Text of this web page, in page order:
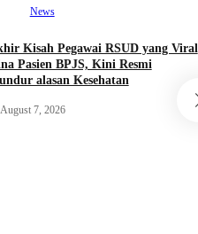
News
Kisah Pegawai RSUD yang Viral
Pasien BPJS, Kini Resmi
alasan Kesehatan
August 7, 2026